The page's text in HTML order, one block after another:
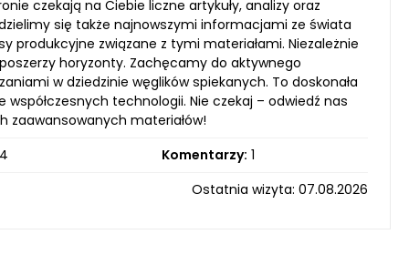
czekają na Ciebie liczne artykuły, analizy oraz
się także najnowszymi informacjami ze świata
związane z tymi materiałami. Niezależnie
horyzonty. Zachęcamy do aktywnego
w dziedzinie węglików spiekanych. To doskonała
technologii. Nie czekaj – odwiedź nas
zaawansowanych materiałów!
Komentarzy: 1
Ostatnia wizyta: 07.08.2026